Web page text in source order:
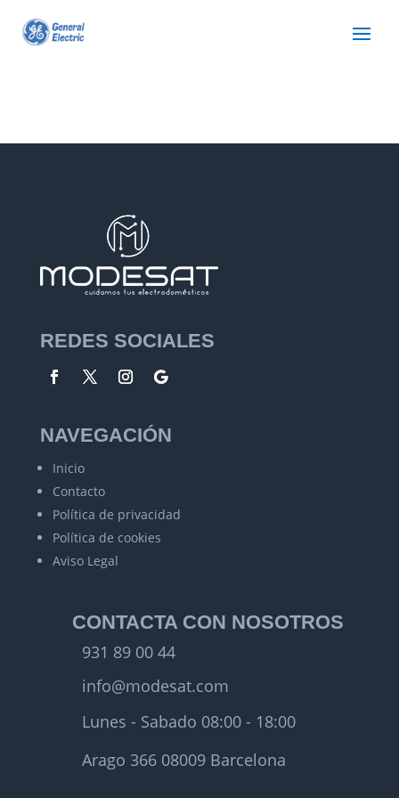
REDES SOCIALES
NAVEGACIÓN
Inicio
Contacto
Política de privacidad
Política de cookies
Aviso Legal
CONTACTA CON NOSOTROS
931 89 00 44
info@modesat.com
Lunes - Sabado 08:00 - 18:00
Arago 366 08009 Barcelona